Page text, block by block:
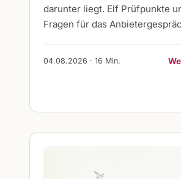
darunter liegt. Elf Prüfpunkte
Fragen für das
04.08.2026 · 16 Min.